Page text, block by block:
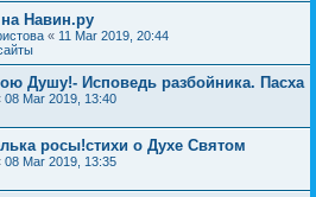
Навин.ру
« 11 Mar 2019, 20:44
Душу!- Исповедь разбойника. Пасха
08 Mar 2019, 13:40
росы!стихи о Духе Святом
08 Mar 2019, 13:35